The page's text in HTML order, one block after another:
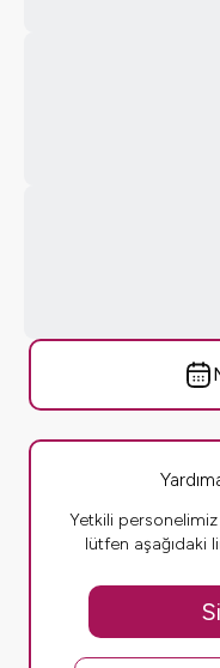
Yetkili
lütfen aşağıdaki